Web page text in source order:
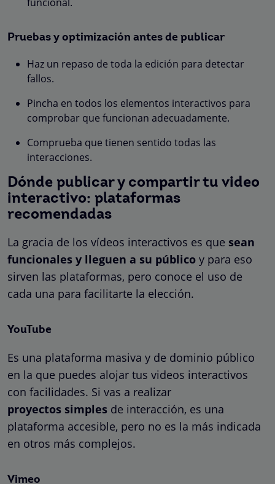
Pruebas y optimización antes de publicar
Haz un repaso de toda la edición para detectar
fallos.
Pincha en todos los elementos interactivos para
comprobar que funcionan adecuadamente.
Comprueba que tienen sentido todas las
interacciones.
Dónde publicar y compartir tu video
interactivo: plataformas
recomendadas
La gracia de los vídeos interactivos es que sean
funcionales y lleguen a su público y para eso
sirven las plataformas, pero conoce el uso de
cada una para facilitarte la elección.
YouTube
Es una plataforma masiva y de dominio público
en la que puedes alojar tus videos interactivos
con facilidades. Si vas a realizar
proyectos simples de interacción, es una
plataforma accesible, pero no es la más indicada
en otros más complejos.
Vimeo